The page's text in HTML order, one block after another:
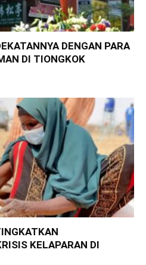
DENGAN PARA
DI TIONGKOK
KELAPARAN DI